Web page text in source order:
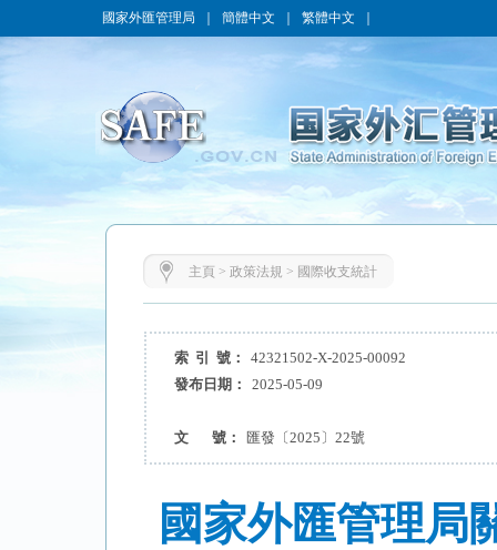
國家外匯管理局 簡體中文 繁體中文
主頁 > 政策法規 > 國際收支統計
索 引 號：
42321502-X-2025-00092
發布日期：
2025-05-09
文 號： 匯發〔2025〕22號
國家外匯管理局